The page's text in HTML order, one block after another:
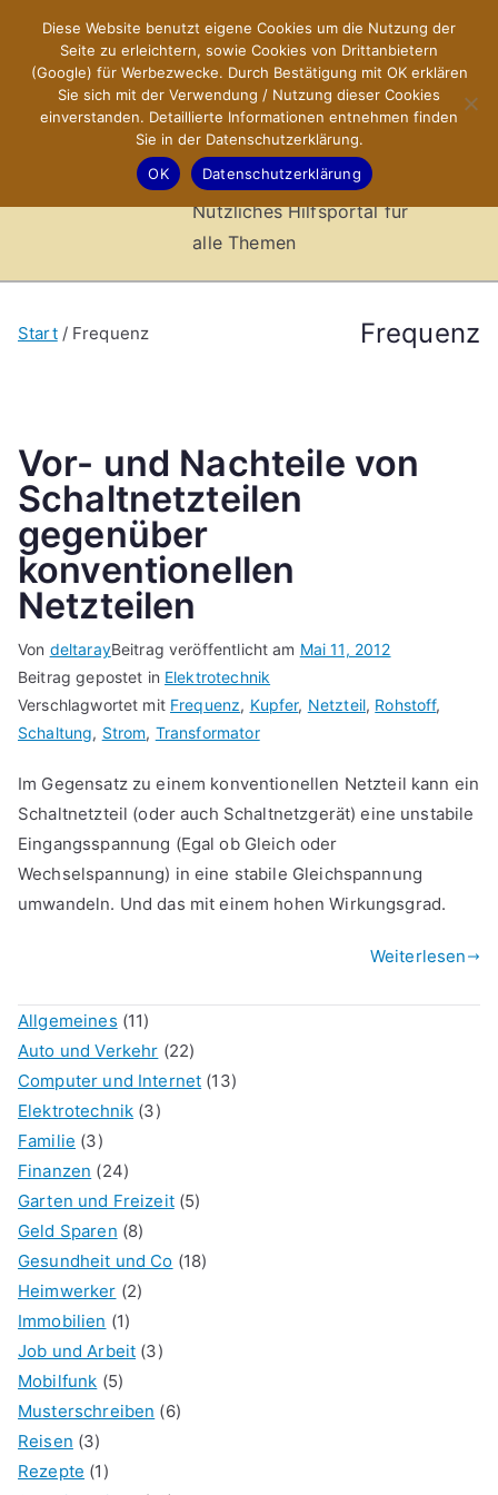
springen
X-Sites.de
–
Hilfsportal
Nützliches Hilfsportal für
alle Themen
Frequenz
Start Frequenz
Vor- und Nachteile von
Schaltnetzteilen
gegenüber
konventionellen
Netzteilen
Von deltarayBeitrag veröffentlicht am Mai 11, 2012
Beitrag gepostet in Elektrotechnik
Verschlagwortet mit Frequenz, Kupfer, Netzteil, Rohstoff,
Schaltung, Strom, Transformator
Im Gegensatz zu einem konventionellen Netzteil kann ein
Schaltnetzteil (oder auch Schaltnetzgerät) eine unstabile
Eingangsspannung (Egal ob Gleich oder
Wechselspannung) in eine stabile Gleichspannung
umwandeln. Und das mit einem hohen Wirkungsgrad.
Weiterlesen
Allgemeines (11)
Auto und Verkehr (22)
Computer und Internet (13)
Elektrotechnik (3)
Familie (3)
Finanzen (24)
Garten und Freizeit(5)
Geld Sparen (8)
Gesundheit und Co (18)
Heimwerker (2)
Immobilien (1)
Job und Arbeit (3)
Mobilfunk (5)
Musterschreiben (6)
Reisen (3)
Rezepte (1)
Diese Website benutzt eigene Cookies um die Nutzung der
Seite zu erleichtern, sowie Cookies von Drittanbietern
(Google) für Werbezwecke. Durch Bestätigung mit OK erklären
Sie sich mit der Verwendung / Nutzung dieser Cookies
einverstanden. Detaillierte Informationen entnehmen finden
Sie in der Datenschutzerklärung.
OK
Datenschutzerklärung